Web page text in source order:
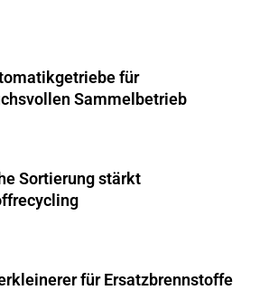
für
Sammelbetrieb
Sortierung stärkt
für Ersatzbrennstoffe